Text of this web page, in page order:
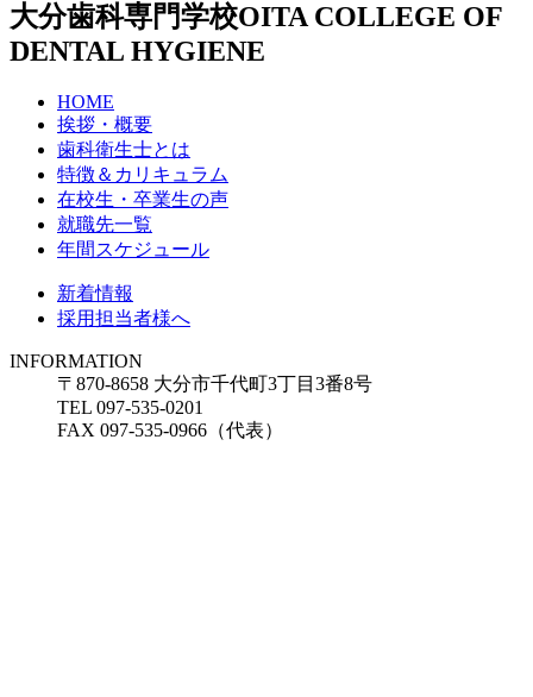
大分歯科専門学校OITA COLLEGE OF
DENTAL HYGIENE
HOME
挨拶・概要
歯科衛生士とは
特徴＆カリキュラム
在校生・卒業生の声
就職先一覧
年間スケジュール
新着情報
採用担当者様へ
INFORMATION
〒870-8658 大分市千代町3丁目3番8号
TEL 097-535-0201
FAX 097-535-0966（代表）